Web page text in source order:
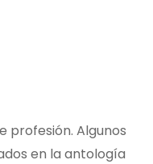
profesión. Algunos
en la antología